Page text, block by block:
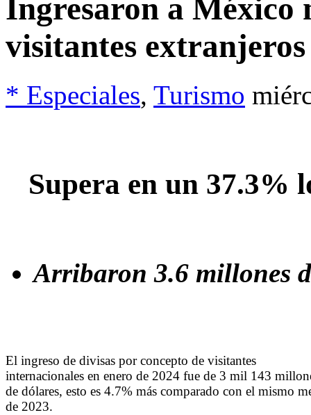
Ingresaron a México
visitantes
* Especiales, Turismo
Supera en un 37.3%
Arribaron 3.6 millones
El ingreso de divisas por concepto de visitantes
internacionales en enero de 2024 fue de 3 mil 143
de dólares, esto es 4.7% más comparado con el mismo
de 2023.